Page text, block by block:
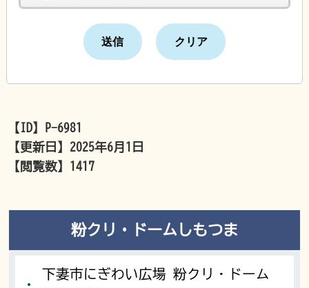
【ID】
P-6981
【更新日】 2025年6月1日
【閲覧数】 1417
粉クリ・ドームしもつま
下妻市にぎわい広場 粉クリ・ドーム